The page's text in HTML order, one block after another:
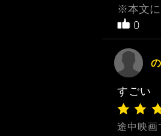
※本文
0
すごい
途中映画